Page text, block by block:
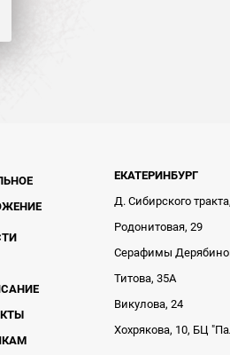
ЕКАТЕРИНБУРГ
Д. Сибирского
Родонитовая, 29
Серафимы
Титова, 35А
Викулова, 24
Хохрякова, 10, БЦ